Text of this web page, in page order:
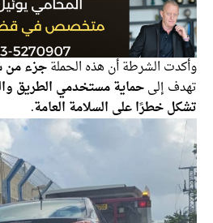
وأكدت الشرطة أن هذه الحملةجزء من
تهدف إلىحماية مستخدمي الطريق
تشكل خطرًا على السلامة العامة.